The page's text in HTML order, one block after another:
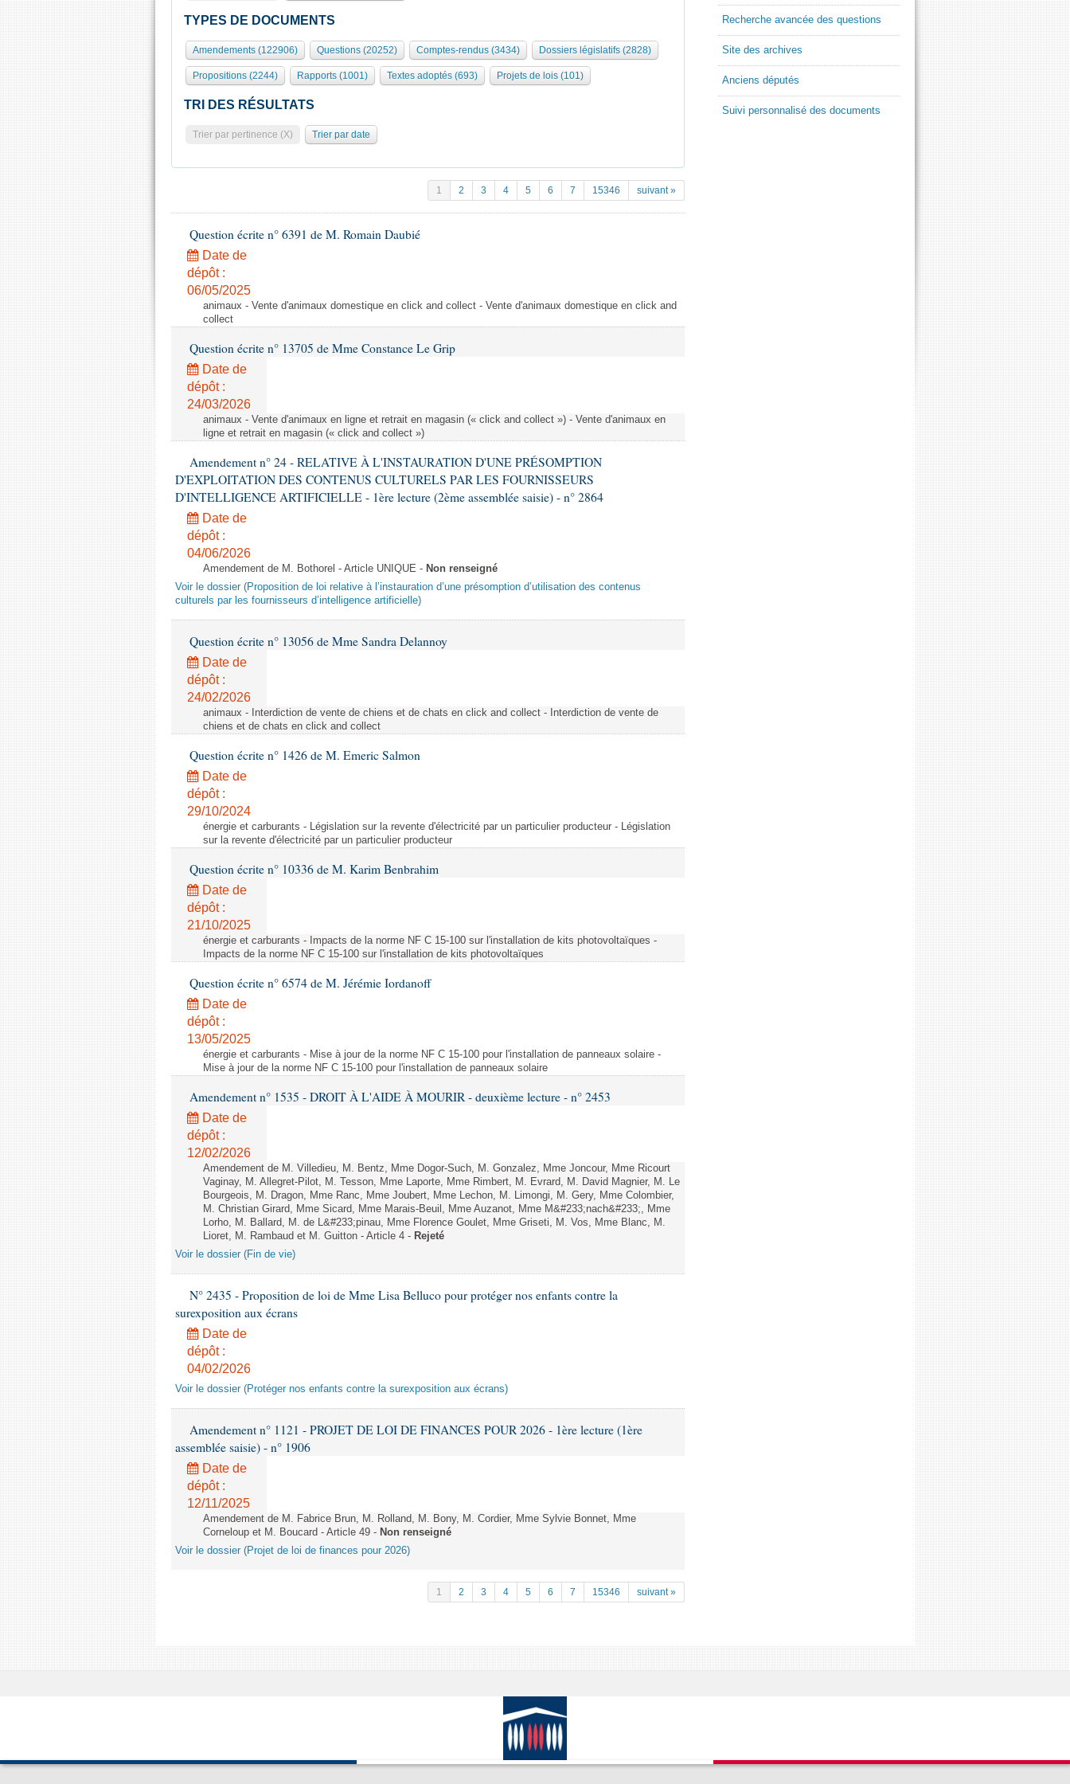
TYPES DE DOCUMENTS
Amendements (122906) Questions (20252) Comptes-rendus (3434) Dossiers législatifs (2828)
Propositions (2244) Rapports (1001) Textes adoptés (693) Projets de lois (101)
TRI DES RÉSULTATS
Trier par pertinence (X) Trier par date
1 2 3 4 5 6 7 15346 suivant »
Question écrite n° 6391 de M. Romain Daubié
Date de
dépôt :
06/05/2025
animaux - Vente d'animaux domestique en click and collect - Vente d'animaux domestique en click and
collect
Question écrite n° 13705 de Mme Constance Le Grip
Date de
dépôt :
24/03/2026
animaux - Vente d'animaux en ligne et retrait en magasin (« click and collect ») - Vente d'animaux en
ligne et retrait en magasin (« click and collect »)
Amendement n° 24 - RELATIVE À L'INSTAURATION D'UNE PRÉSOMPTION
D'EXPLOITATION DES CONTENUS CULTURELS PAR LES FOURNISSEURS
D'INTELLIGENCE ARTIFICIELLE - 1ère lecture (2ème assemblée saisie) - n° 2864
Date de
dépôt :
04/06/2026
Amendement de M. Bothorel - Article UNIQUE - Non renseigné
Voir le dossier (Proposition de loi relative à l’instauration d’une présomption d’utilisation des contenus
culturels par les fournisseurs d’intelligence artificielle)
Question écrite n° 13056 de Mme Sandra Delannoy
Date de
dépôt :
24/02/2026
animaux - Interdiction de vente de chiens et de chats en click and collect - Interdiction de vente de
chiens et de chats en click and collect
Question écrite n° 1426 de M. Emeric Salmon
Date de
dépôt :
29/10/2024
énergie et carburants - Législation sur la revente d'électricité par un particulier producteur - Législation
sur la revente d'électricité par un particulier producteur
Question écrite n° 10336 de M. Karim Benbrahim
Date de
dépôt :
21/10/2025
énergie et carburants - Impacts de la norme NF C 15-100 sur l'installation de kits photovoltaïques -
Impacts de la norme NF C 15-100 sur l'installation de kits photovoltaïques
Question écrite n° 6574 de M. Jérémie Iordanoff
Date de
dépôt :
13/05/2025
énergie et carburants - Mise à jour de la norme NF C 15-100 pour l'installation de panneaux solaire -
Mise à jour de la norme NF C 15-100 pour l'installation de panneaux solaire
Amendement n° 1535 - DROIT À L'AIDE À MOURIR - deuxième lecture - n° 2453
Date de
dépôt :
12/02/2026
Amendement de M. Villedieu, M. Bentz, Mme Dogor-Such, M. Gonzalez, Mme Joncour, Mme Ricourt
Vaginay, M. Allegret-Pilot, M. Tesson, Mme Laporte, Mme Rimbert, M. Evrard, M. David Magnier, M. Le
Bourgeois, M. Dragon, Mme Ranc, Mme Joubert, Mme Lechon, M. Limongi, M. Gery, Mme Colombier,
M. Christian Girard, Mme Sicard, Mme Marais-Beuil, Mme Auzanot, Mme M&#233;nach&#233;, Mme
Lorho, M. Ballard, M. de L&#233;pinau, Mme Florence Goulet, Mme Griseti, M. Vos, Mme Blanc, M.
Lioret, M. Rambaud et M. Guitton - Article 4 - Rejeté
Voir le dossier (Fin de vie)
N° 2435 - Proposition de loi de Mme Lisa Belluco pour protéger nos enfants contre la
surexposition aux écrans
Date de
dépôt :
04/02/2026
Voir le dossier (Protéger nos enfants contre la surexposition aux écrans)
Amendement n° 1121 - PROJET DE LOI DE FINANCES POUR 2026 - 1ère lecture (1ère
assemblée saisie) - n° 1906
Date de
dépôt :
12/11/2025
Amendement de M. Fabrice Brun, M. Rolland, M. Bony, M. Cordier, Mme Sylvie Bonnet, Mme
Corneloup et M. Boucard - Article 49 - Non renseigné
Voir le dossier (Projet de loi de finances pour 2026)
1 2 3 4 5 6 7 15346 suivant »
Recherche avancée des questions
Site des archives
Anciens députés
Suivi personnalisé des documents